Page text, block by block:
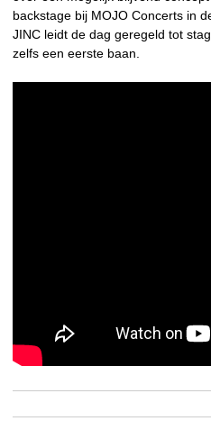
backstage bij MOJO Concerts in
JINC leidt de dag geregeld tot
zelfs een eerste baan.